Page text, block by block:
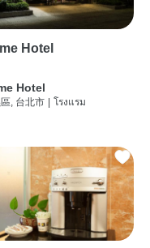
Hotel
Hotel
, 台北市 โรงแรม